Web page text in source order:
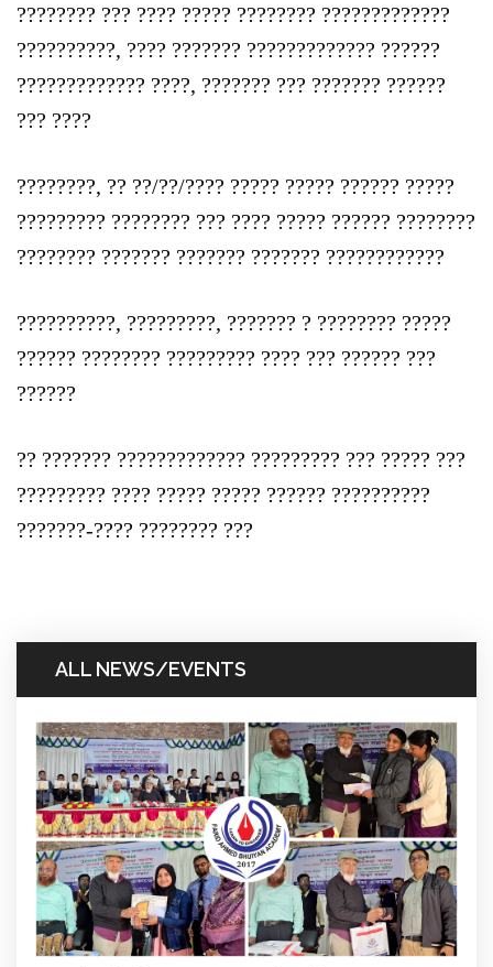
???????? ??? ???? ????? ???????? ?????????????
??????????, ???? ??????? ????????????? ??????
????????????? ????, ??????? ??? ??????? ??????
??? ????
????????, ?? ??/??/???? ????? ????? ?????? ?????
????????? ???????? ??? ???? ????? ?????? ????????
???????? ??????? ??????? ??????? ????????????
??????????, ?????????, ??????? ? ???????? ?????
?????? ???????? ????????? ???? ??? ?????? ???
??????
?? ??????? ????????????? ????????? ??? ????? ???
????????? ???? ????? ????? ?????? ??????????
???????-???? ???????? ???
ALL NEWS/EVENTS